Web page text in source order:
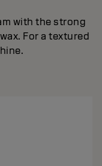
with the strong
For a textured